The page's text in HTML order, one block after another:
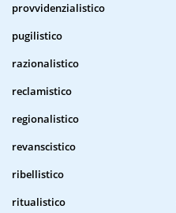
provvidenzialistico
pugilistico
razionalistico
reclamistico
regionalistico
revanscistico
ribellistico
ritualistico